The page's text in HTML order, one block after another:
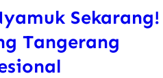
Sekarang!
Tangerang